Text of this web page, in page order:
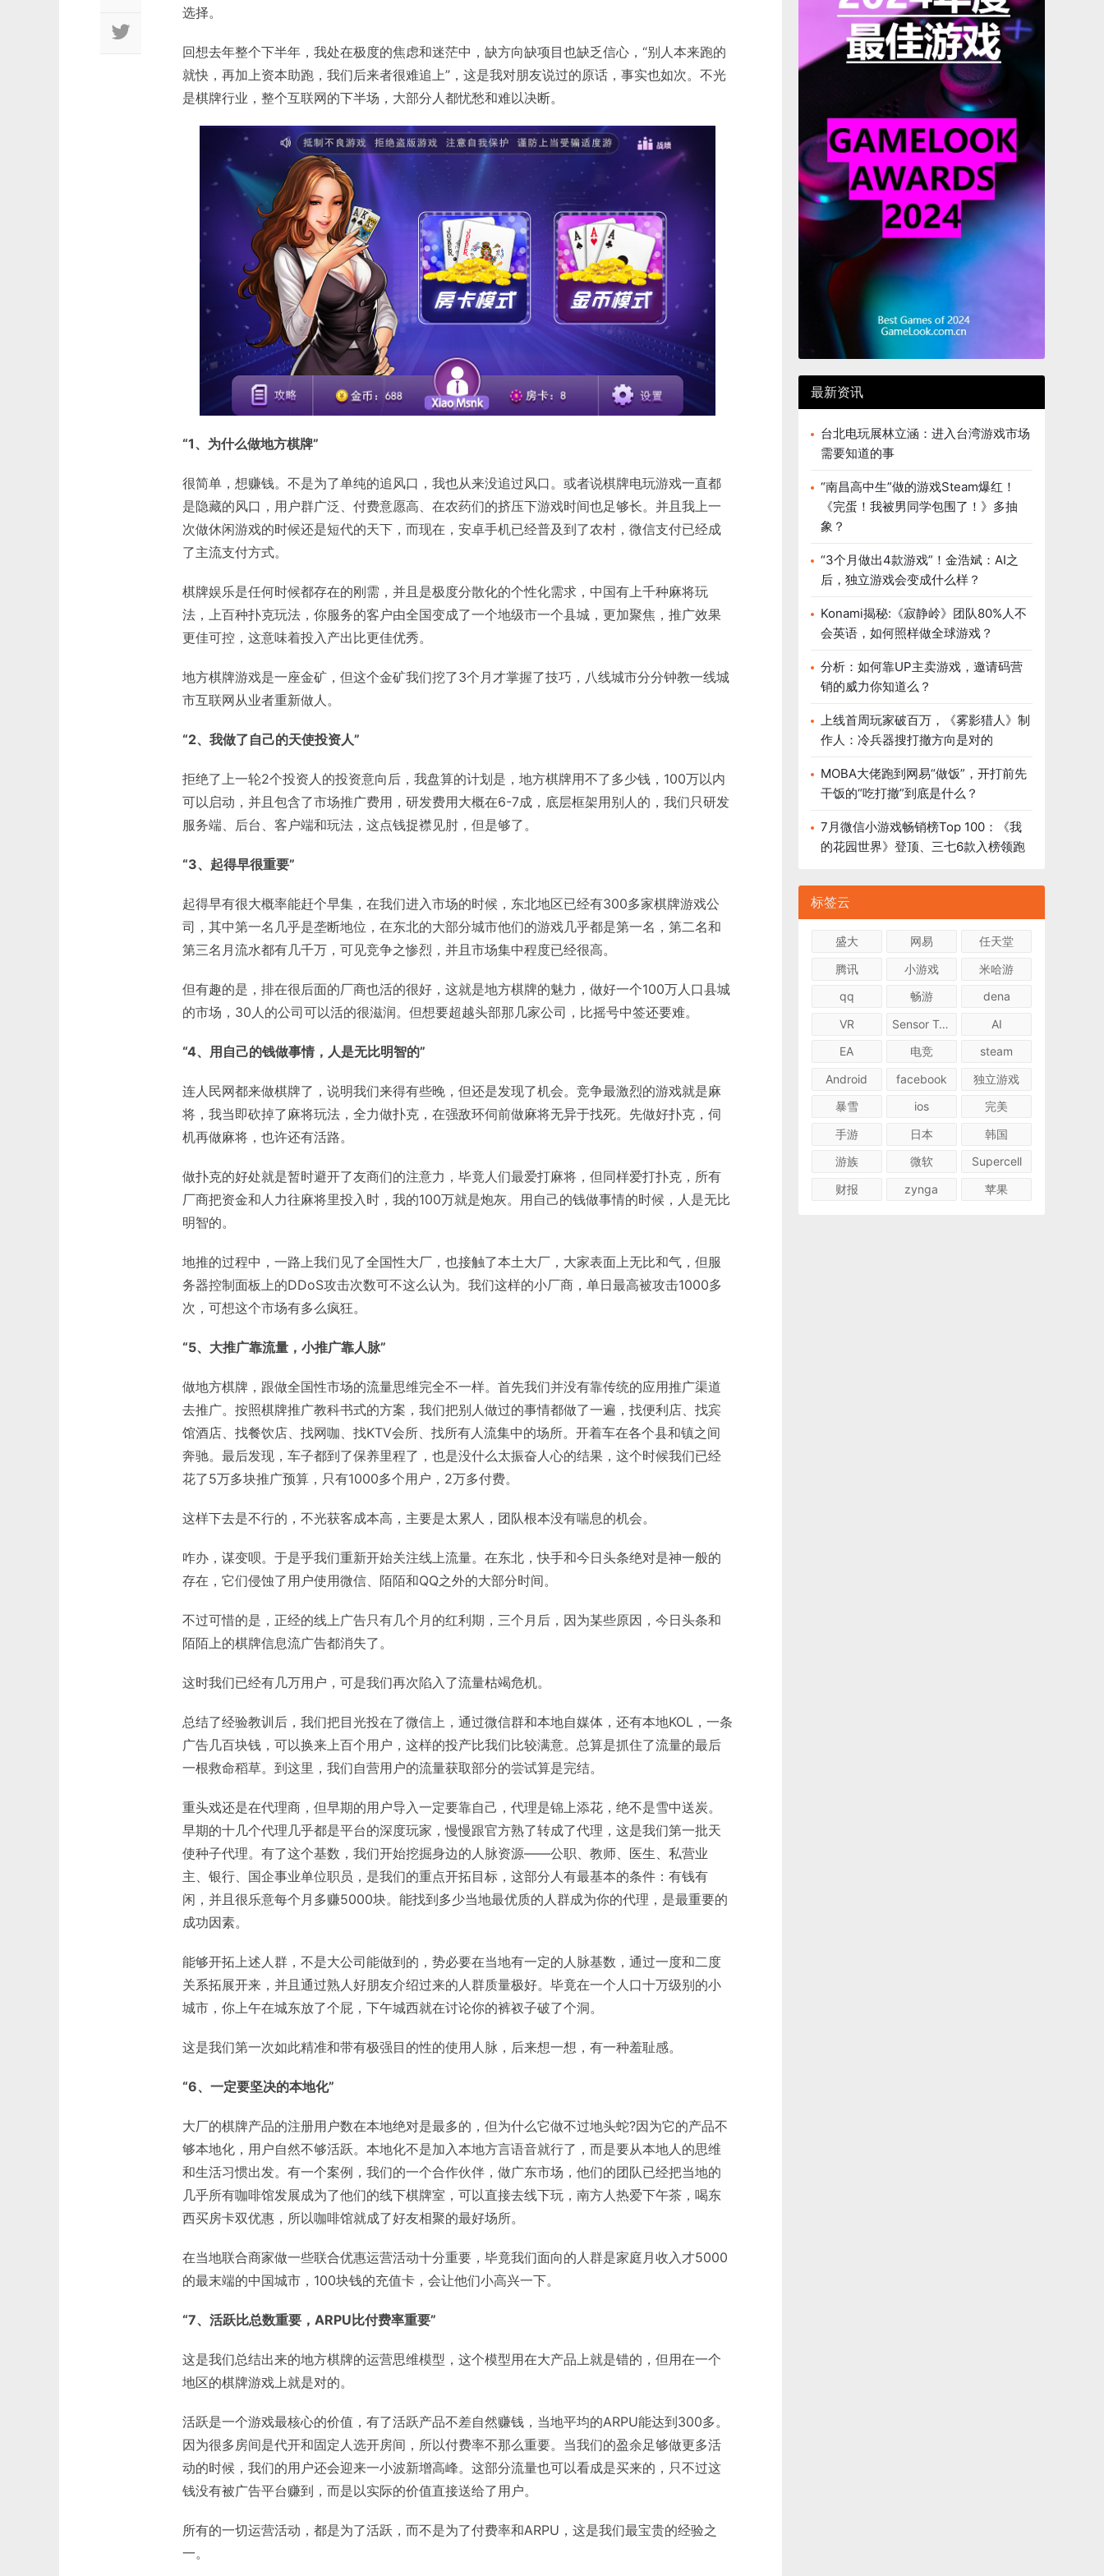
选择。
回想去年整个下半年，我处在极度的焦虑和迷茫中，缺方向缺项目也缺乏信心，“别人本来跑的
就快，再加上资本助跑，我们后来者很难追上”，这是我对朋友说过的原话，事实也如次。不光
是棋牌行业，整个互联网的下半场，大部分人都忧愁和难以决断。
“1、为什么做地方棋牌”
很简单，想赚钱。不是为了单纯的追风口，我也从来没追过风口。或者说棋牌电玩游戏一直都
是隐藏的风口，用户群广泛、付费意愿高、在农药们的挤压下游戏时间也足够长。并且我上一
次做休闲游戏的时候还是短代的天下，而现在，安卓手机已经普及到了农村，微信支付已经成
了主流支付方式。
棋牌娱乐是任何时候都存在的刚需，并且是极度分散化的个性化需求，中国有上千种麻将玩
法，上百种扑克玩法，你服务的客户由全国变成了一个地级市一个县城，更加聚焦，推广效果
更佳可控，这意味着投入产出比更佳优秀。
地方棋牌游戏是一座金矿，但这个金矿我们挖了3个月才掌握了技巧，八线城市分分钟教一线城
市互联网从业者重新做人。
“2、我做了自己的天使投资人”
拒绝了上一轮2个投资人的投资意向后，我盘算的计划是，地方棋牌用不了多少钱，100万以内
可以启动，并且包含了市场推广费用，研发费用大概在6-7成，底层框架用别人的，我们只研发
服务端、后台、客户端和玩法，这点钱捉襟见肘，但是够了。
“3、起得早很重要”
起得早有很大概率能赶个早集，在我们进入市场的时候，东北地区已经有300多家棋牌游戏公
司，其中第一名几乎是垄断地位，在东北的大部分城市他们的游戏几乎都是第一名，第二名和
第三名月流水都有几千万，可见竞争之惨烈，并且市场集中程度已经很高。
但有趣的是，排在很后面的厂商也活的很好，这就是地方棋牌的魅力，做好一个100万人口县城
的市场，30人的公司可以活的很滋润。但想要超越头部那几家公司，比摇号中签还要难。
“4、用自己的钱做事情，人是无比明智的”
连人民网都来做棋牌了，说明我们来得有些晚，但还是发现了机会。竞争最激烈的游戏就是麻
将，我当即砍掉了麻将玩法，全力做扑克，在强敌环伺前做麻将无异于找死。先做好扑克，伺
机再做麻将，也许还有活路。
做扑克的好处就是暂时避开了友商们的注意力，毕竟人们最爱打麻将，但同样爱打扑克，所有
厂商把资金和人力往麻将里投入时，我的100万就是炮灰。用自己的钱做事情的时候，人是无比
明智的。
地推的过程中，一路上我们见了全国性大厂，也接触了本土大厂，大家表面上无比和气，但服
务器控制面板上的DDoS攻击次数可不这么认为。我们这样的小厂商，单日最高被攻击1000多
次，可想这个市场有多么疯狂。
“5、大推广靠流量，小推广靠人脉”
做地方棋牌，跟做全国性市场的流量思维完全不一样。首先我们并没有靠传统的应用推广渠道
去推广。按照棋牌推广教科书式的方案，我们把别人做过的事情都做了一遍，找便利店、找宾
馆酒店、找餐饮店、找网咖、找KTV会所、找所有人流集中的场所。开着车在各个县和镇之间
奔驰。最后发现，车子都到了保养里程了，也是没什么太振奋人心的结果，这个时候我们已经
花了5万多块推广预算，只有1000多个用户，2万多付费。
这样下去是不行的，不光获客成本高，主要是太累人，团队根本没有喘息的机会。
咋办，谋变呗。于是乎我们重新开始关注线上流量。在东北，快手和今日头条绝对是神一般的
存在，它们侵蚀了用户使用微信、陌陌和QQ之外的大部分时间。
不过可惜的是，正经的线上广告只有几个月的红利期，三个月后，因为某些原因，今日头条和
陌陌上的棋牌信息流广告都消失了。
这时我们已经有几万用户，可是我们再次陷入了流量枯竭危机。
总结了经验教训后，我们把目光投在了微信上，通过微信群和本地自媒体，还有本地KOL，一条
广告几百块钱，可以换来上百个用户，这样的投产比我们比较满意。总算是抓住了流量的最后
一根救命稻草。到这里，我们自营用户的流量获取部分的尝试算是完结。
重头戏还是在代理商，但早期的用户导入一定要靠自己，代理是锦上添花，绝不是雪中送炭。
早期的十几个代理几乎都是平台的深度玩家，慢慢跟官方熟了转成了代理，这是我们第一批天
使种子代理。有了这个基数，我们开始挖掘身边的人脉资源——公职、教师、医生、私营业
主、银行、国企事业单位职员，是我们的重点开拓目标，这部分人有最基本的条件：有钱有
闲，并且很乐意每个月多赚5000块。能找到多少当地最优质的人群成为你的代理，是最重要的
成功因素。
能够开拓上述人群，不是大公司能做到的，势必要在当地有一定的人脉基数，通过一度和二度
关系拓展开来，并且通过熟人好朋友介绍过来的人群质量极好。毕竟在一个人口十万级别的小
城市，你上午在城东放了个屁，下午城西就在讨论你的裤衩子破了个洞。
这是我们第一次如此精准和带有极强目的性的使用人脉，后来想一想，有一种羞耻感。
“6、一定要坚决的本地化”
大厂的棋牌产品的注册用户数在本地绝对是最多的，但为什么它做不过地头蛇?因为它的产品不
够本地化，用户自然不够活跃。本地化不是加入本地方言语音就行了，而是要从本地人的思维
和生活习惯出发。有一个案例，我们的一个合作伙伴，做广东市场，他们的团队已经把当地的
几乎所有咖啡馆发展成为了他们的线下棋牌室，可以直接去线下玩，南方人热爱下午茶，喝东
西买房卡双优惠，所以咖啡馆就成了好友相聚的最好场所。
在当地联合商家做一些联合优惠运营活动十分重要，毕竟我们面向的人群是家庭月收入才5000
的最末端的中国城市，100块钱的充值卡，会让他们小高兴一下。
“7、活跃比总数重要，ARPU比付费率重要”
这是我们总结出来的地方棋牌的运营思维模型，这个模型用在大产品上就是错的，但用在一个
地区的棋牌游戏上就是对的。
活跃是一个游戏最核心的价值，有了活跃产品不差自然赚钱，当地平均的ARPU能达到300多。
因为很多房间是代开和固定人选开房间，所以付费率不那么重要。当我们的盈余足够做更多活
动的时候，我们的用户还会迎来一小波新增高峰。这部分流量也可以看成是买来的，只不过这
钱没有被广告平台赚到，而是以实际的价值直接送给了用户。
所有的一切运营活动，都是为了活跃，而不是为了付费率和ARPU，这是我们最宝贵的经验之
一。
最新资讯
台北电玩展林立涵：进入台湾游戏市场
需要知道的事
“南昌高中生”做的游戏Steam爆红！
《完蛋！我被男同学包围了！》多抽
象？
“3个月做出4款游戏”！金浩斌：AI之
后，独立游戏会变成什么样？
Konami揭秘:《寂静岭》团队80%人不
会英语，如何照样做全球游戏？
分析：如何靠UP主卖游戏，邀请码营
销的威力你知道么？
上线首周玩家破百万，《雾影猎人》制
作人：冷兵器搜打撤方向是对的
MOBA大佬跑到网易“做饭”，开打前先
干饭的“吃打撤”到底是什么？
7月微信小游戏畅销榜Top 100：《我
的花园世界》登顶、三七6款入榜领跑
标签云
盛大 网易
任天堂
腾讯
小游戏
米哈游
qq
畅游
dena
VR
Sensor Tower
AI
EA
电竞
steam
Android
facebook
独立游戏
暴雪
ios
完美
手游
日本
韩国
游族
微软
Supercell
财报
zynga 苹果